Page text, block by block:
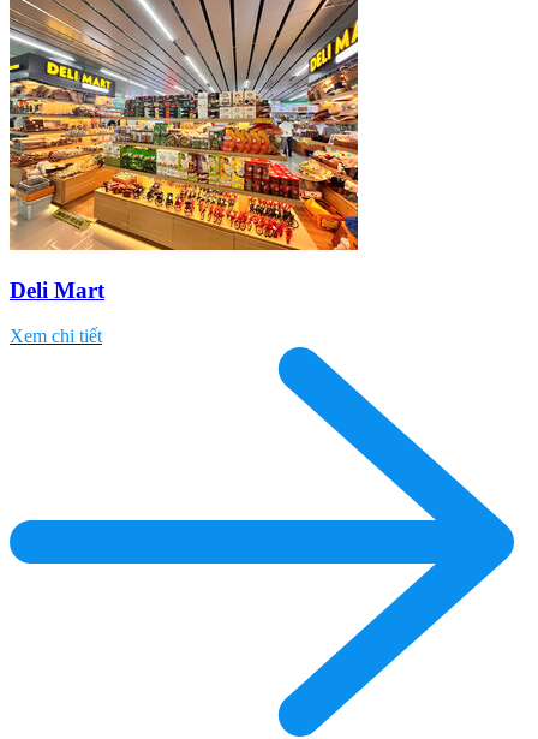
Deli Mart
Xem chi tiết